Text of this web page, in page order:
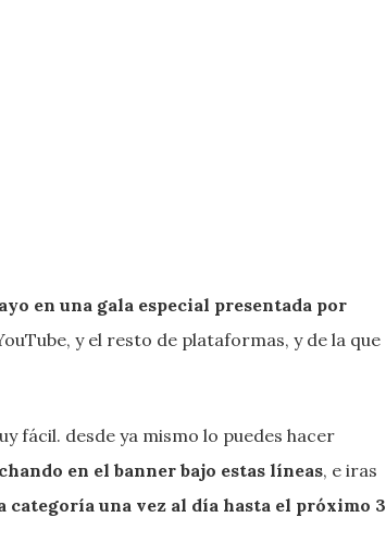
en una gala especial presentada por
y el resto de plataformas, y de la que
fácil. desde ya mismo lo puedes hacer
en el banner bajo estas líneas, e iras
categoría una vez al día hasta el próximo 3